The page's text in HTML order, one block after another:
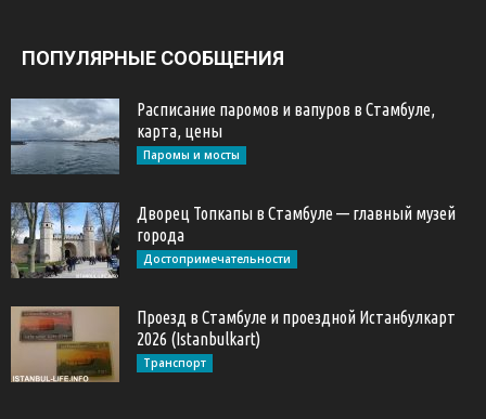
ПОПУЛЯРНЫЕ СООБЩЕНИЯ
Расписание паромов и вапуров в Стамбуле,
карта, цены
Паромы и мосты
Дворец Топкапы в Стамбуле — главный музей
города
Достопримечательности
Проезд в Стамбуле и проездной Истанбулкарт
2026 (Istanbulkart)
Транспорт